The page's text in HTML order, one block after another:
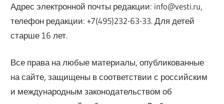
Адрес электронной почты редакции: info@vesti.ru,
телефон редакции: +7(495)232-63-33. Для детей
старше 16 лет.
Все права на любые материалы, опубликованные
на сайте, защищены в соответствии с российским
и международным законодательством об